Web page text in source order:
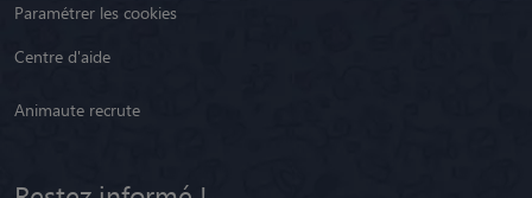
Paramétrer les cookies
Centre d'aide
Animaute recrute